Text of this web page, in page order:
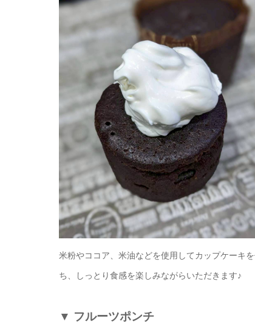
米粉やココア、米油などを使用してカップケーキ
ち、しっとり食感を楽しみながらいただきます♪
▼ フルーツポンチ